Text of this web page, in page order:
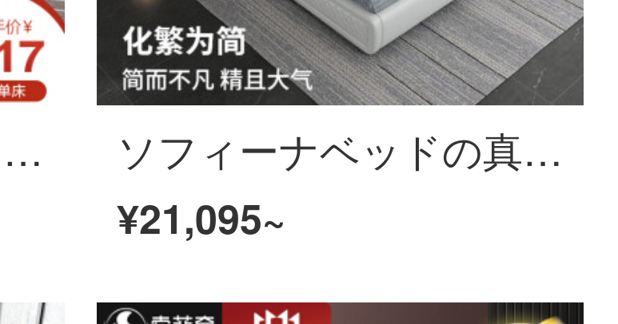
ソフィーナ真皮ベッド北欧真皮ベッド現代簡単実木ベッドダブルベッド北欧軟包寝室真皮軟包ベッド1.8ベッドシーツ1800*2000 ソフィーナベッドの真皮の枕元の牛皮のダブルベッドの真皮は現代では簡単で贅沢な北欧ベッドの主な寝台の軟包のシーツ(フレーム)1800*2000
¥21,095~